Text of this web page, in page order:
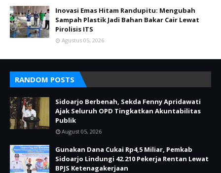
Inovasi Emas Hitam Randupitu: Mengubah
Sampah Plastik Jadi Bahan Bakar Cair Lewat
Pirolisis ITS
Agustus 05, 2026
RANDOM POSTS
Sidoarjo Berbenah, Sekda Fenny Apridawati
Ajak Seluruh OPD Tingkatkan Akuntabilitas
Publik
August 05, 2026
Gunakan Dana Cukai Rp4,5 Miliar, Pemkab
Sidoarjo Lindungi 42.210 Pekerja Rentan Lewat
BPJS Ketenagakerjaan